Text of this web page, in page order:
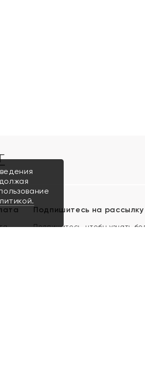
Подпишитесь на рассылку
Подпишитесь, чтобы узнать